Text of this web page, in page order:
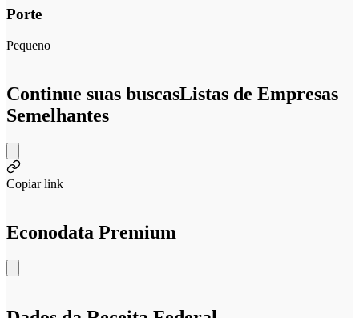
Porte
Pequeno
Continue suas buscasListas de Empresas
Semelhantes
Copiar link
Econodata Premium